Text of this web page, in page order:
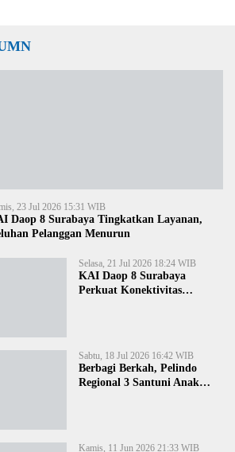
23 Jul 2026 15:31 WIB
Daop 8 Surabaya Tingkatkan Layanan,
Pelanggan Menurun
Selasa, 21 Jul 2026 18:24 WIB
KAI Daop 8 Surabaya
Perkuat Konektivitas
Sabtu, 18 Jul 2026 16:42 WIB
Berbagi Berkah, Pelindo
Regional 3 Santuni Anak
Kamis, 11 Jun 2026 21:33 WIB